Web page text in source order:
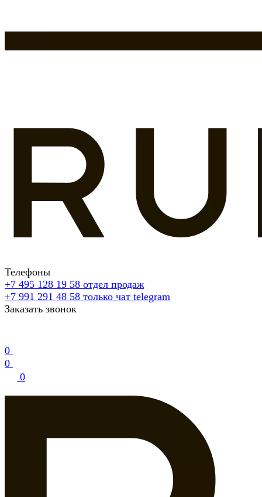
Телефоны
+7 495 128 19 58 отдел продаж
+7 991 291 48 58 только чат telegram
Заказать звонок
0
0
0